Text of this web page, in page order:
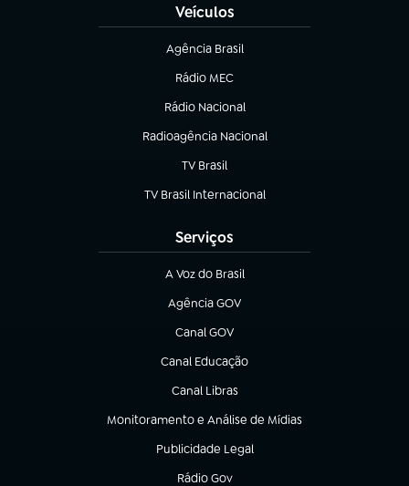
Veículos
Agência Brasil
(abre em nova aba)
Rádio MEC
(abre em nova aba)
Rádio Nacional
Radioagência Nacional
(abre em nova aba)
TV Brasil
(abre em nova aba)
TV Brasil Internacional
(abre em nova aba)
Serviços
A Voz do Brasil
(abre em nova aba)
Agência GOV
(abre em nova aba)
Canal GOV
(abre em nova aba)
Canal Educação
(abre em nova aba)
Canal Libras
(abre em nova aba)
Monitoramento e Análise de Mídias
(abre em nova aba)
Publicidade Legal
(abre em nova aba)
Rádio Gov